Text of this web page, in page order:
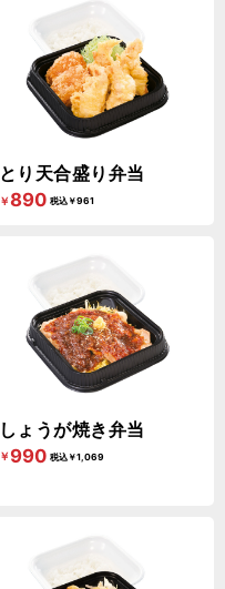
とり天合盛り弁当
￥890 税込￥961
しょうが焼き弁当
￥ 990 税込￥1,069